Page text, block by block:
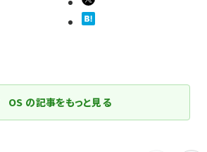
OS の記事をもっと見る